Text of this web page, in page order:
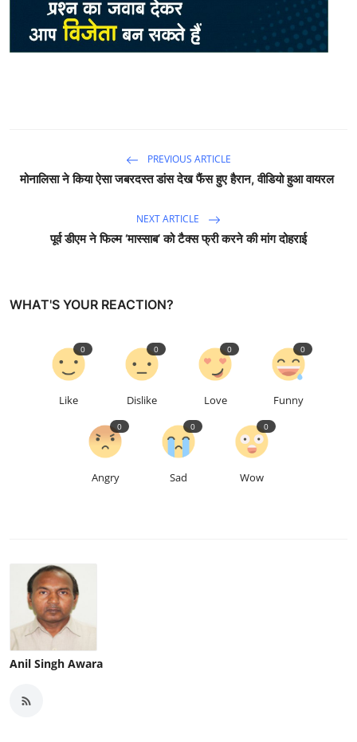
PREVIOUS ARTICLE
मोनालिसा ने किया ऐसा जबरदस्त डांस देख फैंस हुए हैरान, वीडियो हुआ वायरल
NEXT ARTICLE
पूर्व डीएम ने फिल्म ‘मास्साब’ को टैक्स फ्री करने की मांग दोहराई
WHAT'S YOUR REACTION?
Like
0
Dislike
0
Love
0
Funny
0
Angry
0
Sad
0
Wow
0
Anil Singh Awara